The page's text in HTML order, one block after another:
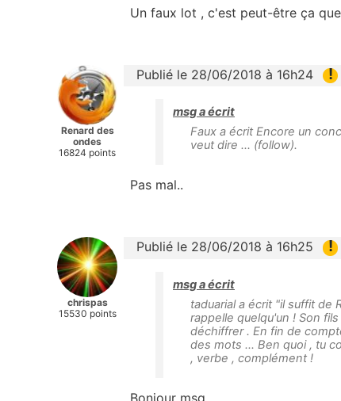
Un faux lot , c'est peut-être ça
Renard des
ondes
16824 points
Publié le 28/06/2018 à 16h24 !
msg a écrit
Faux a écrit Encore un
veut dire ... (follow).
Pas mal..
chrispas
15530 points
Publié le 28/06/2018 à 16h25 !
msg a écrit
taduarial a écrit "il suffit de
rappelle quelqu'un ! Son
déchiffrer . En fin de
des mots ... Ben quoi , tu
, verbe , complément !
Bonjour msg,